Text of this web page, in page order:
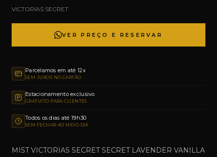
VICTORIAS SECRET
VER PREÇO E RESERVAR
Parcelamos em até 12x
SEM JUROS NO CARTÃO
Estacionamento exclusivo
GRATUITO PARA CLIENTES
Todos os dias até 19h30
SEM FECHAR AO MEIO-DIA
MIST VICTORIAS SECRET SECRET LAVENDER VANILLA